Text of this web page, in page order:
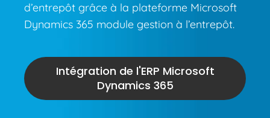
d’entrepôt grâce à la plateforme Microsoft
Dynamics 365 module gestion à l’entrepôt.
Intégration de l'ERP Microsoft
Dynamics 365